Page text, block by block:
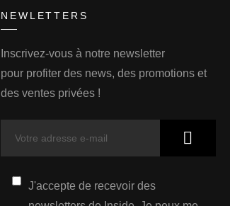
NEWLETTERS
Inscrivez-vous à notre newsletter
pour profiter des news, des promotions et
des ventes privées !
J'accepte de recevoir des